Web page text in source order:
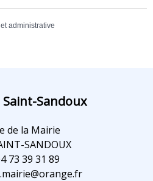
administrative
Sandoux
de la Mairie
SANDOUX
73 39 31 89